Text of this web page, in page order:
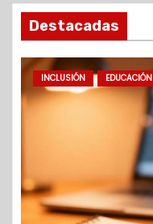
Destacadas
INCLUSIÓN EDUCACIÓN